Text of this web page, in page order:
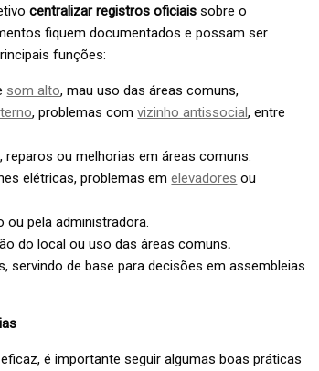
centralizar registros oficiais sobre o
fiquem documentados e possam ser
funções:
som alto, mau uso das áreas comuns,
, problemas comvizinho antissocial, entre
reparos ou melhorias em áreas comuns.
elétricas, problemas emelevadores ou
ou pela administradora.
do local ou uso das áreas comuns.
servindo de base para decisões em assembleias
é importante seguir algumas boas práticas